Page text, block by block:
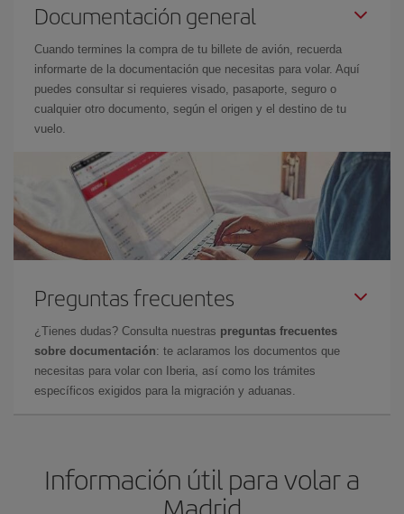
Documentación general
Cuando termines la compra de tu billete de avión, recuerda
informarte de la documentación que necesitas para volar. Aquí
puedes consultar si requieres visado, pasaporte, seguro o
cualquier otro documento, según el origen y el destino de tu
vuelo.
Preguntas frecuentes
¿Tienes dudas? Consulta nuestras preguntas frecuentes
sobre documentación: te aclaramos los documentos que
necesitas para volar con Iberia, así como los trámites
específicos exigidos para la migración y aduanas.
Información útil para volar a